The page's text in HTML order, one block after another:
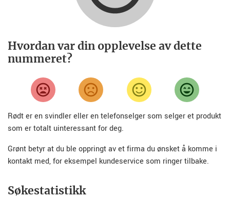
Hvordan var din opplevelse av dette
nummeret?
Rødt er en svindler eller en telefonselger som selger et produkt
som er totalt uinteressant for deg.
Grønt betyr at du ble oppringt av et firma du ønsket å komme i
kontakt med, for eksempel kundeservice som ringer tilbake.
Søkestatistikk